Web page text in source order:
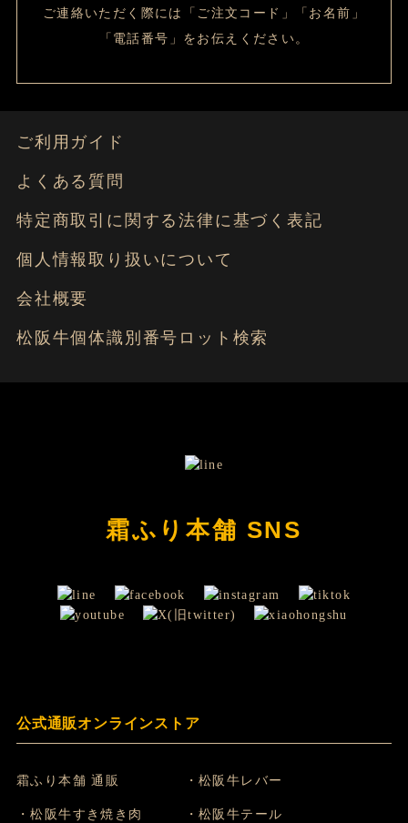
ご連絡いただく際には「ご注文コード」「お名前」
「電話番号」をお伝えください。
ご利用ガイド
よくある質問
特定商取引に関する法律に基づく表記
個人情報取り扱いについて
会社概要
松阪牛個体識別番号ロット検索
霜ふり本舗 SNS
公式通販オンラインストア
霜ふり本舗 通販
・松阪牛すき焼き肉
・松阪牛レバー
・松阪牛テール